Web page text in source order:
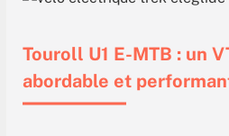
Touroll U1 E-MTB : un
abordable et